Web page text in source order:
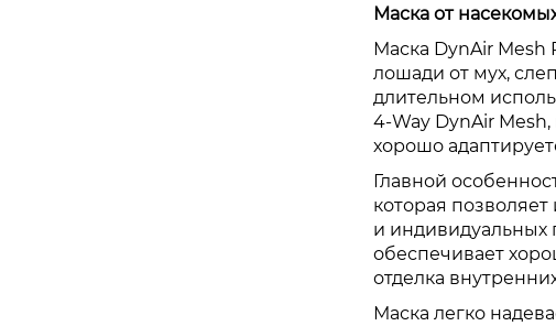
Маска от
Маска DynAir Mesh
лошади от мух,
длительном
4-Way DynAir
хорошо
Главной
которая
и индивидуальных
обеспечивает
отделка
Маска легко